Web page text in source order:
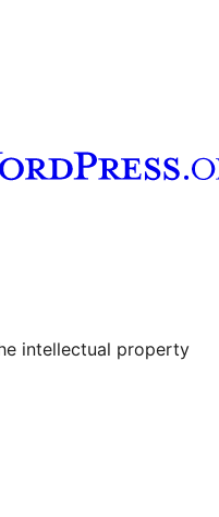
mūsų Tumblr paskyroje
intellectual property